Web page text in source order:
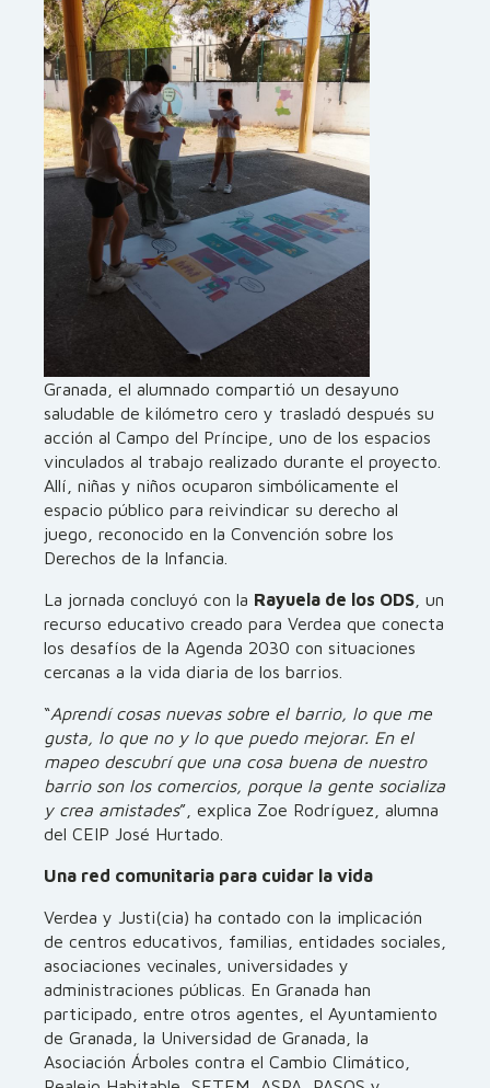
Granada, el alumnado compartió un desayuno
saludable de kilómetro cero y trasladó después su
acción al Campo del Príncipe, uno de los espacios
vinculados al trabajo realizado durante el proyecto.
Allí, niñas y niños ocuparon simbólicamente el
espacio público para reivindicar su derecho al
juego, reconocido en la Convención sobre los
Derechos de la Infancia.
La jornada concluyó con la Rayuela de los ODS , un
recurso educativo creado para Verdea que conecta
los desafíos de la Agenda 2030 con situaciones
cercanas a la vida diaria de los barrios.
“Aprendí cosas nuevas sobre el barrio, lo que me
gusta, lo que no y lo que puedo mejorar. En el
mapeo descubrí que una cosa buena de nuestro
barrio son los comercios, porque la gente socializa
y crea amistades”, explica Zoe Rodríguez, alumna
del CEIP José Hurtado.
Una red comunitaria para cuidar la vida
Verdea y Justi(cia) ha contado con la implicación
de centros educativos, familias, entidades sociales,
asociaciones vecinales, universidades y
administraciones públicas. En Granada han
participado, entre otros agentes, el Ayuntamiento
de Granada, la Universidad de Granada, la
Asociación Árboles contra el Cambio Climático,